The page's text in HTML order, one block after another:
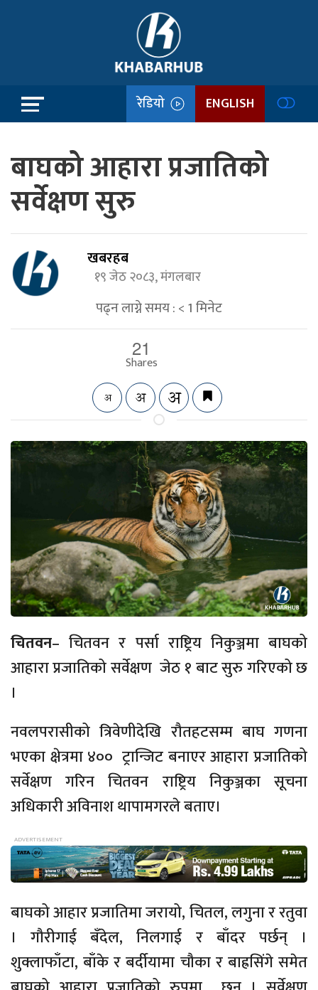
रेडियो ENGLISH
बाघको आहारा प्रजातिको
सर्वेक्षण सुरु
खबरहब
१९ जेठ २०८३, मंगलबार
पढ्न लाग्ने समय :< 1मिनेट
21
Shares
चितवन– चितवन र पर्सा राष्ट्रिय निकुञ्जमा बाघको
आहारा प्रजातिको सर्वेक्षण जेठ १ बाट सुरु गरिएको छ
।
नवलपरासीको त्रिवेणीदेखि रौतहटसम्म बाघ गणना
भएका क्षेत्रमा ४०० ट्रान्जिट बनाएर आहारा प्रजातिको
सर्वेक्षण गरिन चितवन राष्ट्रिय निकुञ्जका सूचना
अधिकारी अविनाश थापामगरले बताए।
बाघको आहार प्रजातिमा जरायो, चितल, लगुना र रतुवा
। गौरीगाई बँदेल, निलगाई र बाँदर पर्छन् ।
शुक्लाफाँटा, बाँके र बर्दीयामा चौका र बाह्रसिंगे समेत